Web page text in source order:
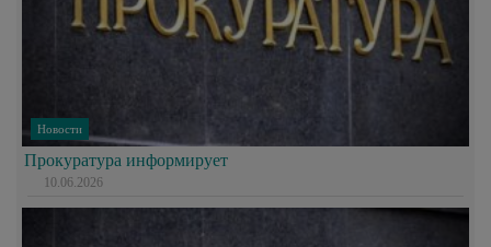
Новости
Прокуратура информирует
10.06.2026